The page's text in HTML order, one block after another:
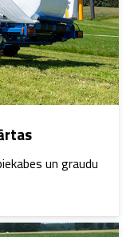
un graudu